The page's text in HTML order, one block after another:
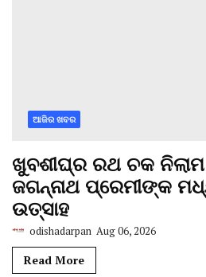
ଆଜିର ଖବର
ଖୁବଶୀଘ୍ର ରଥ ଚକ
ଜଗନ୍ନାଥ ପ୍ରେମୀଙ୍କ
ଉତ୍ସାହ
odishadarpan Aug 06, 2026
Read More